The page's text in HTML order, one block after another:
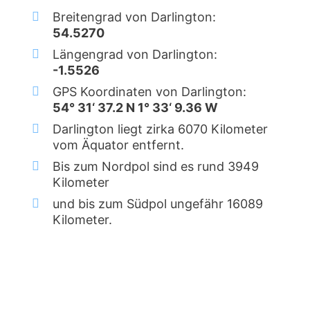
Breitengrad von Darlington:
54.5270
Längengrad von Darlington:
-1.5526
GPS Koordinaten von Darlington:
54° 31‘ 37.2 N 1° 33‘ 9.36 W
Darlington liegt zirka 6070 Kilometer
vom Äquator entfernt.
Bis zum Nordpol sind es rund 3949
Kilometer
und bis zum Südpol ungefähr 16089
Kilometer.